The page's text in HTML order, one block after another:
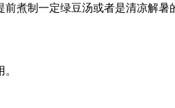
煮制一定绿豆汤或者是清凉解